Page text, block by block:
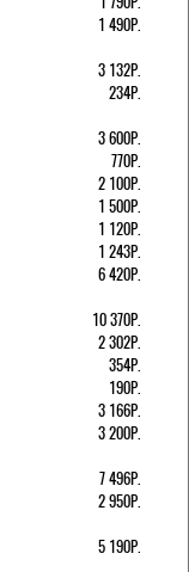
1 490Р.
3 132Р.
234Р.
3 600Р.
770Р.
2 100Р.
1 500Р.
1 120Р.
1 243Р.
6 420Р.
10 370Р.
2 302Р.
354Р.
190Р.
3 166Р.
3 200Р.
7 496Р.
2 950Р.
5 190Р.